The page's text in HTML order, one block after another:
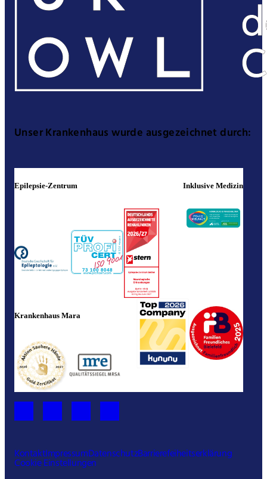
Unser Krankenhaus wurde ausgezeichnet durch:
Epilepsie-Zentrum Inklusive Medizin
Krankenhaus Mara
KontaktImpressumDatenschutzBarrierefeiheitserklärung
Cookie Einstellungen